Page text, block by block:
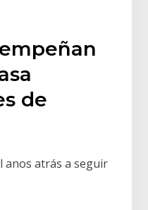
de
anos atrás a seguir